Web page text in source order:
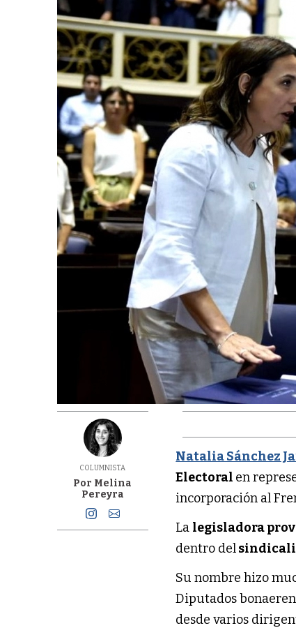
COLUMNISTA
Por Melina
Pereyra
Natalia Sánchez
Electoral en
incorporación al
La legisladora
dentro del
Su nombre hizo
Diputados
desde varios